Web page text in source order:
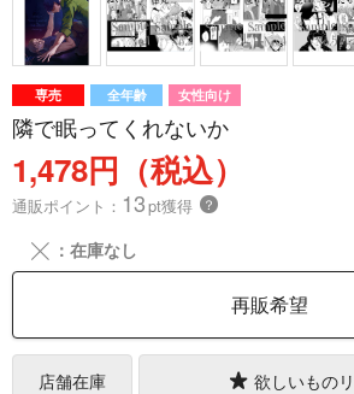
専売 全年齢 女性向け
隣で眠ってくれないか
1,478円（税込）
通販ポイント： 13pt獲得 ？
╳ ：在庫なし
再販希望
店舗在庫 欲しいもの